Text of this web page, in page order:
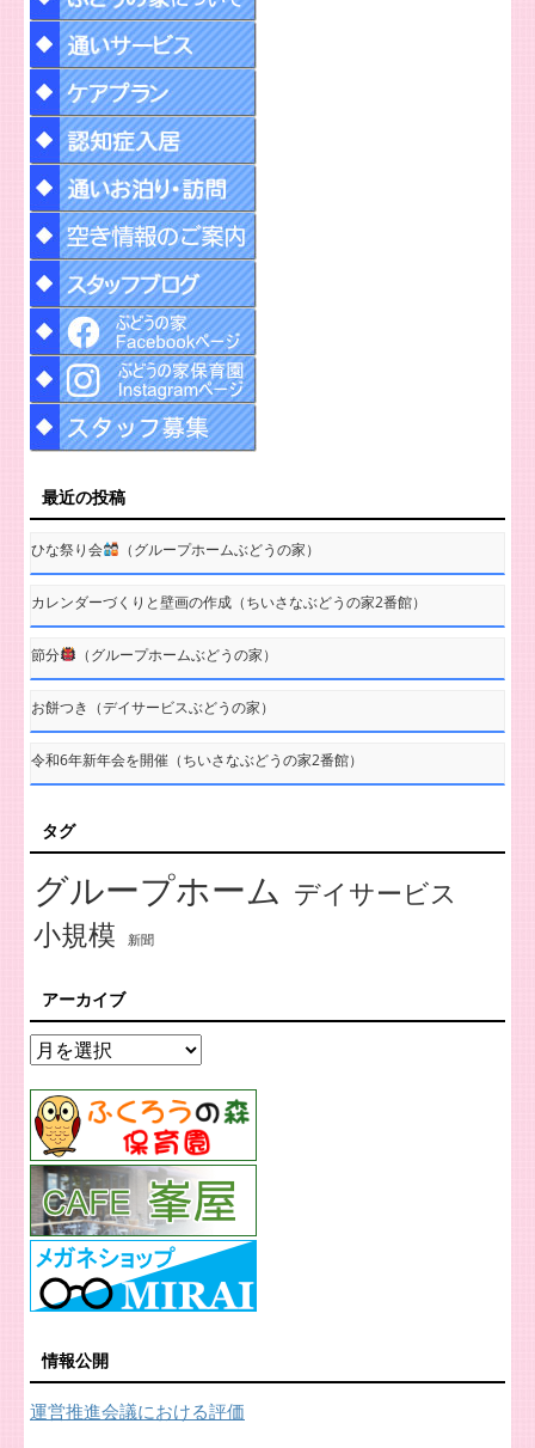
最近の投稿
ひな祭り会 （グループホームぶどうの家）
カレンダーづくりと壁画の作成（ちいさなぶどうの家2番館）
節分 （グループホームぶどうの家）
お餅つき（デイサービスぶどうの家）
令和6年新年会を開催（ちいさなぶどうの家2番館）
タグ
グループホーム デイサービス
小規模 新聞
アーカイブ
情報公開
運営推進会議における評価